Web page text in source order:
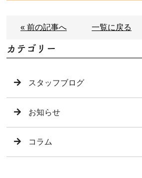
« 前の記事へ 一覧に戻る
カテゴリー
スタッフブログ
お知らせ
コラム